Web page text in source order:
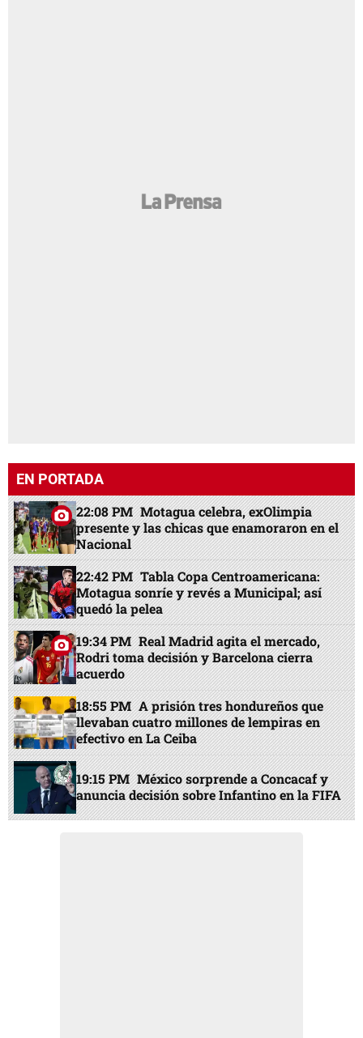
EN PORTADA
22:08 PM Motagua celebra, exOlimpia
presente y las chicas que enamoraron en el
Nacional
22:42 PM Tabla Copa Centroamericana:
Motagua sonríe y revés a Municipal; así
quedó la pelea
19:34 PM Real Madrid agita el mercado,
Rodri toma decisión y Barcelona cierra
acuerdo
18:55 PM A prisión tres hondureños que
llevaban cuatro millones de lempiras en
efectivo en La Ceiba
19:15 PM México sorprende a Concacaf y
anuncia decisión sobre Infantino en la FIFA